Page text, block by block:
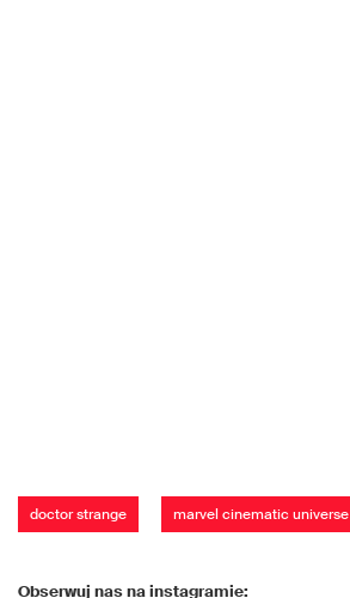
doctor strange marvel cinematic universe
Obserwuj nas na instagramie: